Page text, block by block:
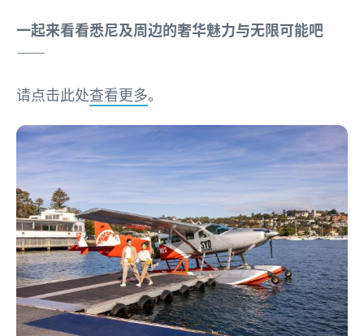
一起来看看悉尼及周边的奢华魅力与无限可能吧
——
请点击此处查看更多。